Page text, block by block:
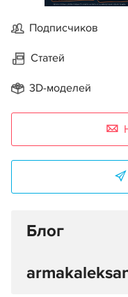
Подписчиков
Статей
3D-моделей
Блог